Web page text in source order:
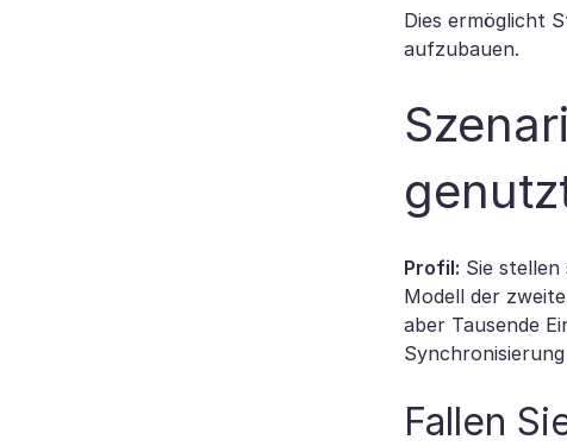
Dies ermöglicht
aufzubauen.
Profil: Sie
Modell der
aber Tausende
Fallen